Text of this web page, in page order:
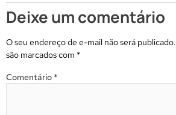
Deixe um comentário
O seu endereço de e-mail não será publicado.
são marcados com *
Comentário *